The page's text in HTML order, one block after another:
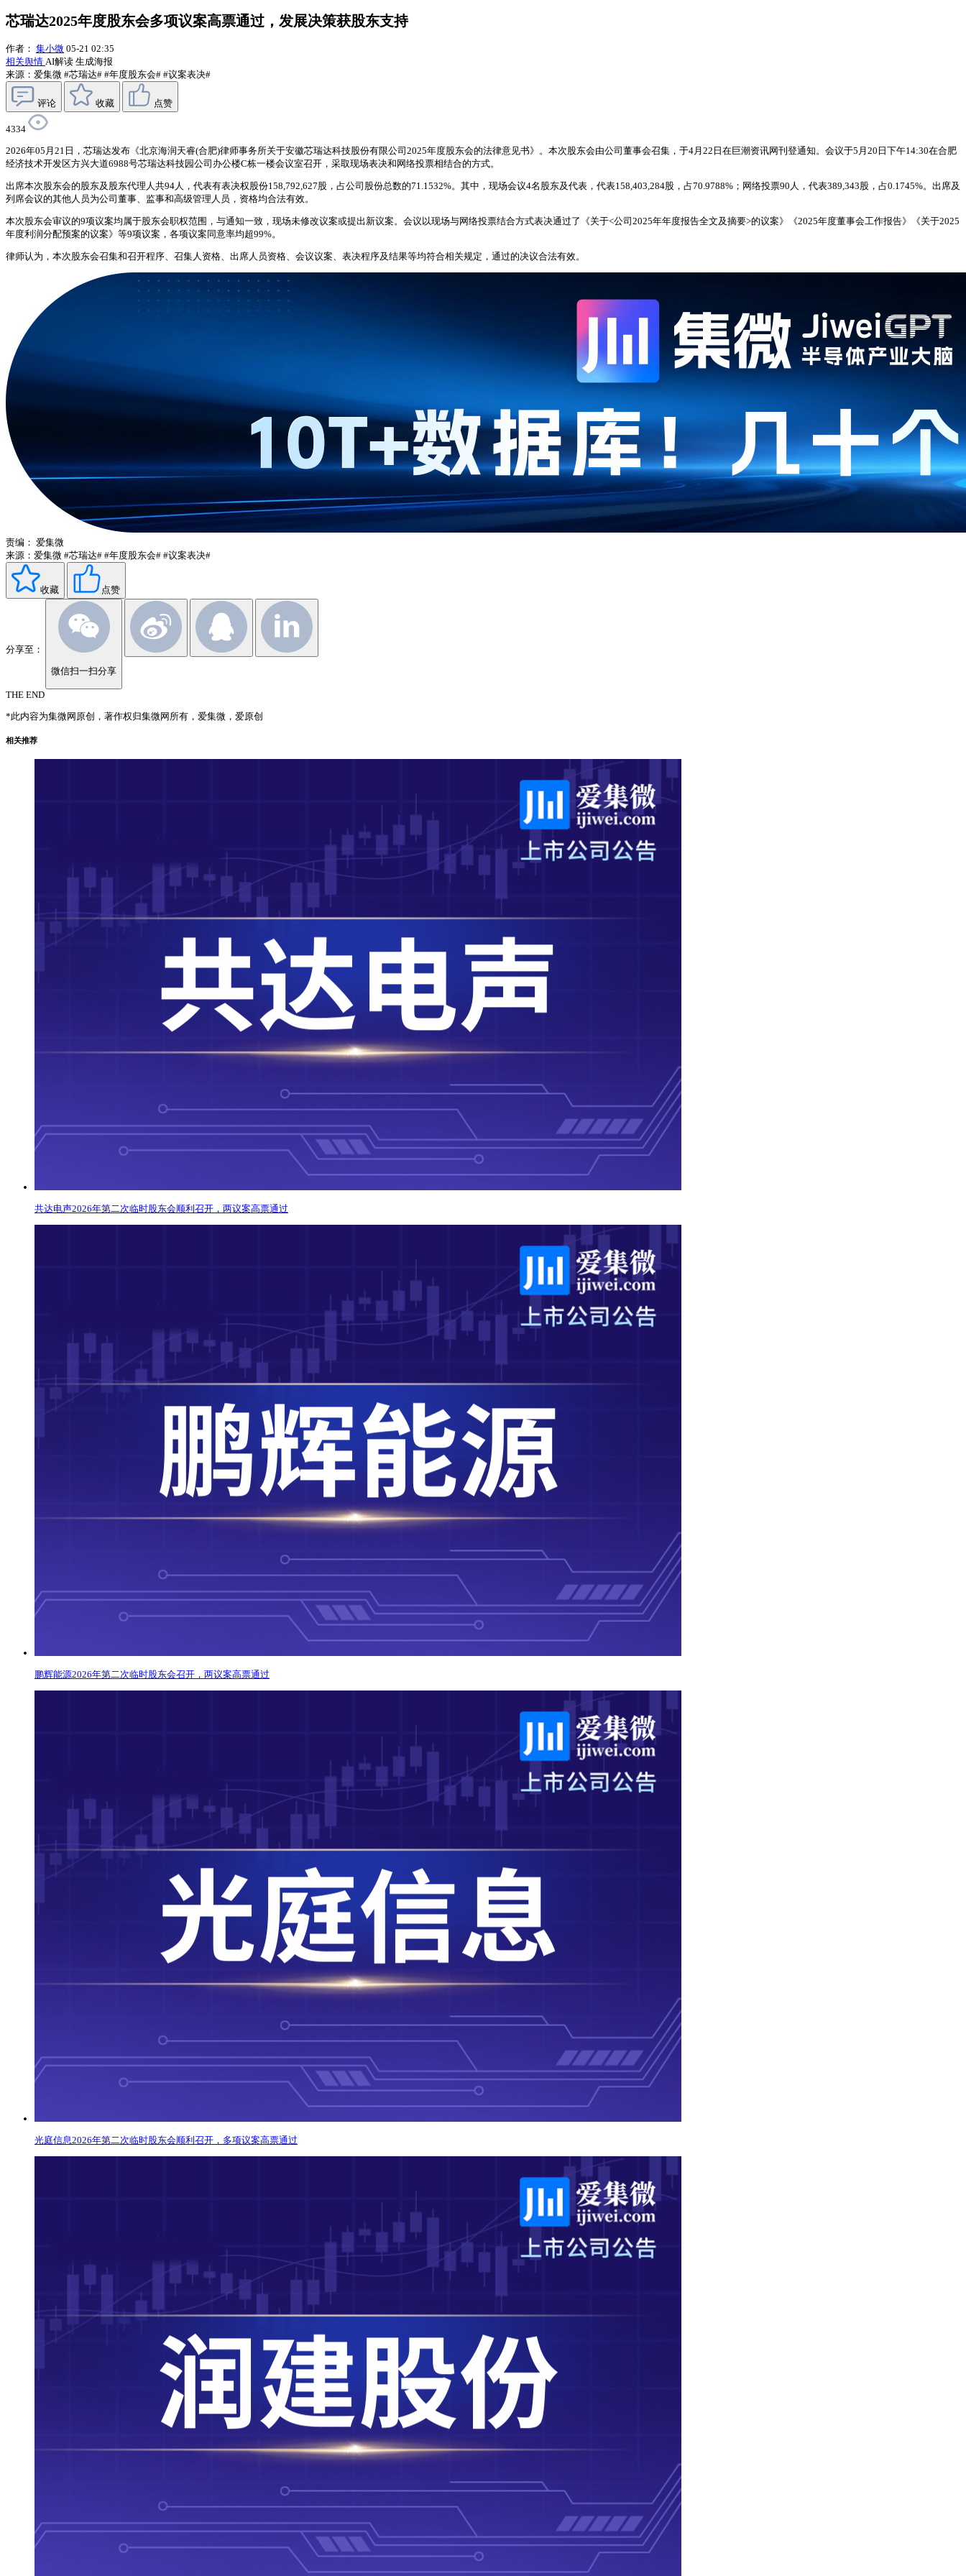
芯瑞达2025年度股东会多项议案高票通过，发展决策获股东支持
作者： 集小微 05-21 02:35
相关舆情 AI解读 生成海报
来源：爱集微 #芯瑞达# #年度股东会# #议案表决#
评论 收藏 点赞
4334
2026年05月21日，芯瑞达发布《北京海润天睿(合肥)律师事务所关于安徽芯瑞达科技股份有限公司2025年度股东会的法律意见书》。本次股东会由公司董事会召集，于4月22日在巨潮资讯网刊登通知。会议于5月20日下午14:30在合肥
经济技术开发区方兴大道6988号芯瑞达科技园公司办公楼C栋一楼会议室召开，采取现场表决和网络投票相结合的方式。
出席本次股东会的股东及股东代理人共94人，代表有表决权股份158,792,627股，占公司股份总数的71.1532%。其中，现场会议4名股东及代表，代表158,403,284股，占70.9788%；网络投票90人，代表389,343股，占0.1745%。出席及
列席会议的其他人员为公司董事、监事和高级管理人员，资格均合法有效。
本次股东会审议的9项议案均属于股东会职权范围，与通知一致，现场未修改议案或提出新议案。会议以现场与网络投票结合方式表决通过了《关于<公司2025年年度报告全文及摘要>的议案》《2025年度董事会工作报告》《关于2025
年度利润分配预案的议案》等9项议案，各项议案同意率均超99%。
律师认为，本次股东会召集和召开程序、召集人资格、出席人员资格、会议议案、表决程序及结果等均符合相关规定，通过的决议合法有效。
责编： 爱集微
来源：爱集微 #芯瑞达# #年度股东会# #议案表决#
收藏 点赞
分享至：
微信扫一扫分享
THE END
*此内容为集微网原创，著作权归集微网所有，爱集微，爱原创
相关推荐
共达电声2026年第二次临时股东会顺利召开，两议案高票通过
鹏辉能源2026年第二次临时股东会召开，两议案高票通过
光庭信息2026年第二次临时股东会顺利召开，多项议案高票通过